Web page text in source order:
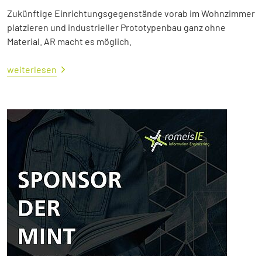
Zukünftige Einrichtungsgegenstände vorab im Wohnzimmer
platzieren und industrieller Prototypenbau ganz ohne
Material. AR macht es möglich.
weiterlesen